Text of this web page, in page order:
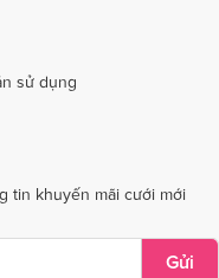
cưới tại Trà Vinh
cưới tại Bắc Giang
sử dụng
tin khuyến mãi cưới mới
Gửi